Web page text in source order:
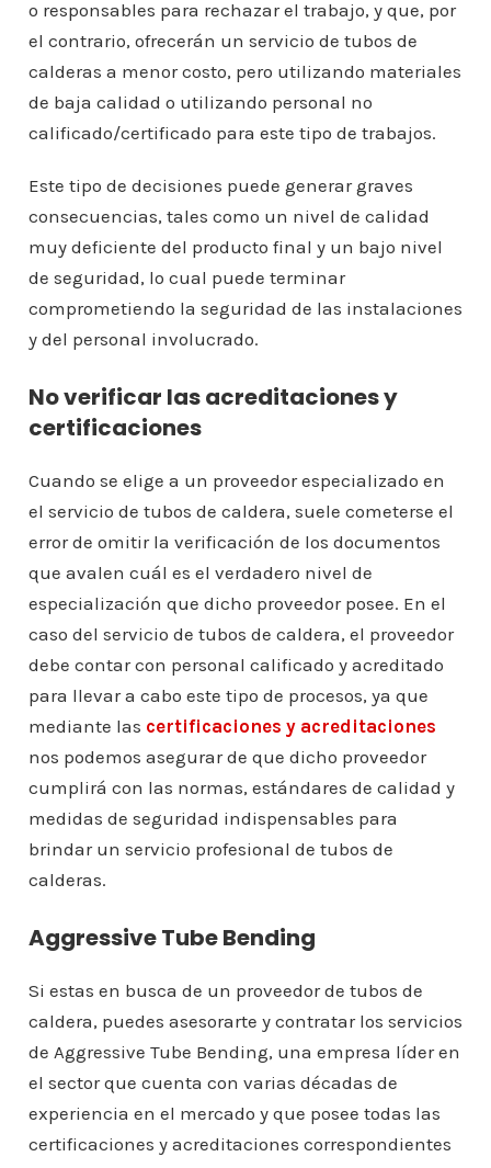
o responsables para rechazar el trabajo, y que, por
el contrario, ofrecerán un servicio de tubos de
calderas a menor costo, pero utilizando materiales
de baja calidad o utilizando personal no
calificado/certificado para este tipo de trabajos.
Este tipo de decisiones puede generar graves
consecuencias, tales como un nivel de calidad
muy deficiente del producto final y un bajo nivel
de seguridad, lo cual puede terminar
comprometiendo la seguridad de las instalaciones
y del personal involucrado.
No verificar las acreditaciones y
certificaciones
Cuando se elige a un proveedor especializado en
el servicio de tubos de caldera, suele cometerse el
error de omitir la verificación de los documentos
que avalen cuál es el verdadero nivel de
especialización que dicho proveedor posee. En el
caso del servicio de tubos de caldera, el proveedor
debe contar con personal calificado y acreditado
para llevar a cabo este tipo de procesos, ya que
mediante las certificaciones y acreditaciones
nos podemos asegurar de que dicho proveedor
cumplirá con las normas, estándares de calidad y
medidas de seguridad indispensables para
brindar un servicio profesional de tubos de
calderas.
Aggressive Tube Bending
Si estas en busca de un proveedor de tubos de
caldera, puedes asesorarte y contratar los servicios
de Aggressive Tube Bending, una empresa líder en
el sector que cuenta con varias décadas de
experiencia en el mercado y que posee todas las
certificaciones y acreditaciones correspondientes